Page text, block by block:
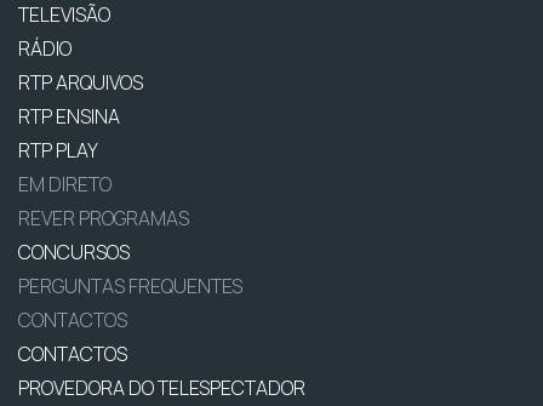
TELEVISÃO
RÁDIO
RTP ARQUIVOS
RTP ENSINA
RTP PLAY
EM DIRETO
REVER PROGRAMAS
CONCURSOS
PERGUNTAS FREQUENTES
CONTACTOS
CONTACTOS
PROVEDORA DO TELESPECTADOR